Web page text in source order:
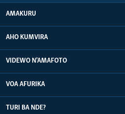
AMAKURU
AHO KUMVIRA
VIDEWO N'AMAFOTO
VOA AFURIKA
TURI BA NDE?